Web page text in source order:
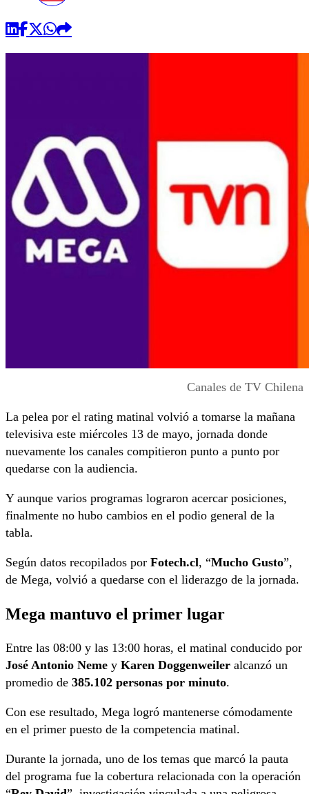
Canales de TV Chilena
La pelea por el rating matinal volvió a tomarse la mañana
televisiva este miércoles 13 de mayo, jornada donde
nuevamente los canales compitieron punto a punto por
quedarse con la audiencia.
Y aunque varios programas lograron acercar posiciones,
finalmente no hubo cambios en el podio general de la
tabla.
Según datos recopilados por Fotech.cl, “Mucho Gusto”,
de Mega, volvió a quedarse con el liderazgo de la jornada.
Mega mantuvo el primer lugar
Entre las 08:00 y las 13:00 horas, el matinal conducido por
José Antonio Neme y Karen Doggenweiler alcanzó un
promedio de 385.102 personas por minuto.
Con ese resultado, Mega logró mantenerse cómodamente
en el primer puesto de la competencia matinal.
Durante la jornada, uno de los temas que marcó la pauta
del programa fue la cobertura relacionada con la operación